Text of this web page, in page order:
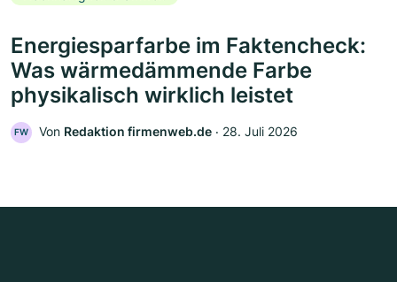
Energiesparfarbe im Faktencheck:
Was wärmedämmende Farbe
physikalisch wirklich leistet
FW Von Redaktion firmenweb.de ‧ 28. Juli 2026